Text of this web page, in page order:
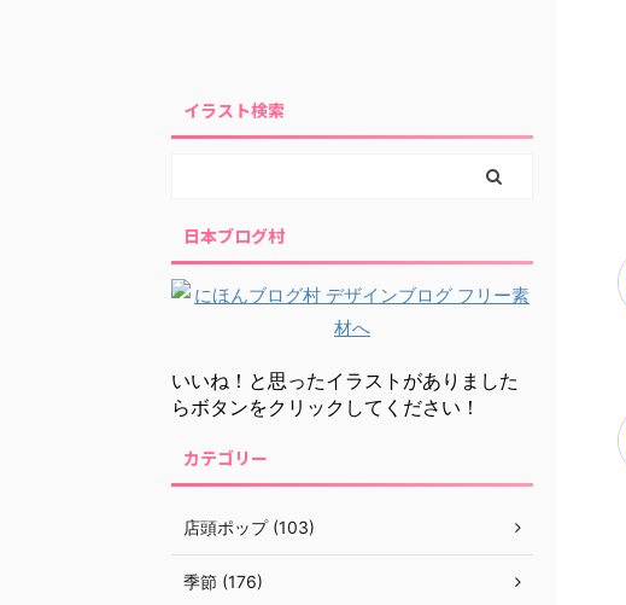
イラスト検索
日本ブログ村
いいね！と思ったイラストがありました
らボタンをクリックしてください！
カテゴリー
店頭ポップ (103)
季節 (176)